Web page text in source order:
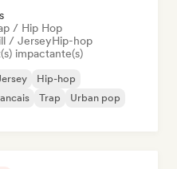
/ Hip Hop
/ JerseyHip-hop
impactante(s)
Hip-hop
Trap
Urban pop